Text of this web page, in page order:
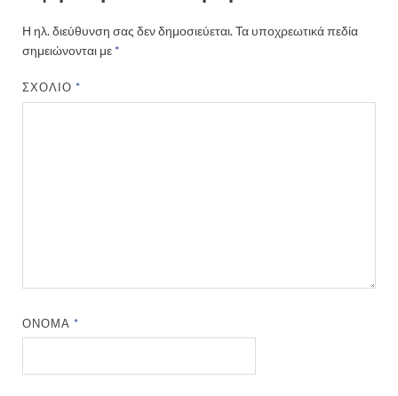
Η ηλ. διεύθυνση σας δεν δημοσιεύεται.Τα υποχρεωτικά πεδία
σημειώνονται με *
ΣΧΌΛΙΟ*
ΌΝΟΜΑ*